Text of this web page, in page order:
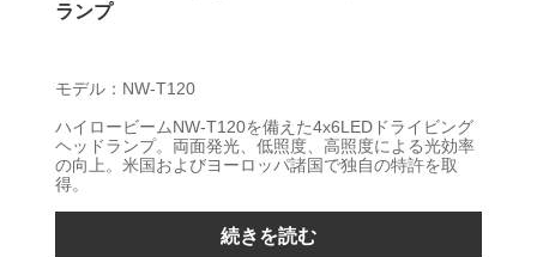
ランプ
モデル：NW-T120
ハイロービームNW-T120を備えた4x6LEDドライビング
ヘッドランプ。両面発光、低照度、高照度による光効率
の向上。米国およびヨーロッパ諸国で独自の特許を取
得。
続きを読む